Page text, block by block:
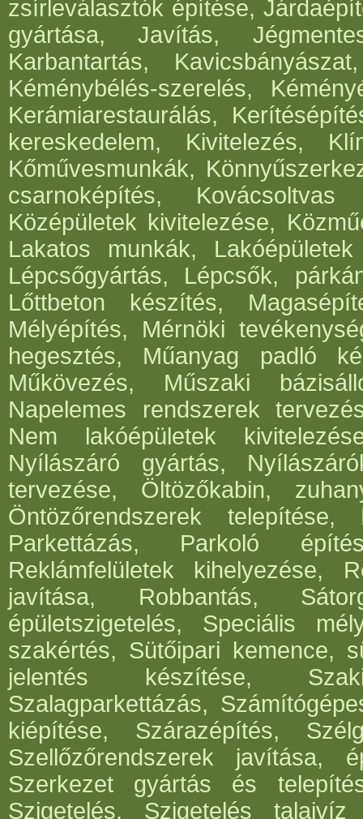
zsírleválasztók építése,
gyártása, Javítás,
Karbantartás,
Kéménybélés-szerelés,
Kerámiarestaurálás,
kereskedelem, Kivitelezés,
Kőművesmunkák,
csarnoképítés,
Középületek kivitelezése,
Lakatos munkák,
Lépcsőgyártás, Lépcsők,
Lőttbeton készítés,
Mélyépítés, Mérnöki
hegesztés, Műanyag padló
Műkövezés, Műszaki
Napelemes rendszerek
Nem lakóépületek
Nyílászáró gyártás,
tervezése, Öltözőkabin,
Öntözőrendszerek
Parkettázás, Parkoló
Reklámfelületek kihelyezése,
javítása, Robbantás,
épületszigetelés, Speciális
szakértés, Sütőipari kemence,
jelentés készítése,
Szalagparkettázás,
kiépítése, Szárazépítés,
Szellőzőrendszerek javítása,
Szerkezet gyártás és
Szigetelés, Szigetelés